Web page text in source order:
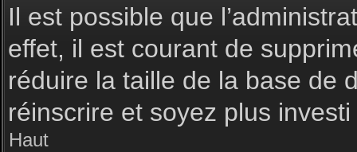
Il est possible que
effet, il est courant de
réduire la taille de la base de
réinscrire et soyez plus
Haut